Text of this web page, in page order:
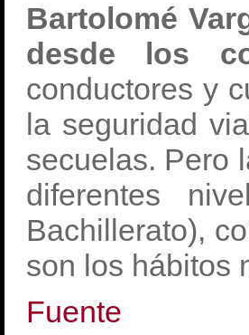
Bartolomé
desde los
conductores y
la seguridad
secuelas. Pero
diferentes
Bachillerato),
son los hábitos
Fuente